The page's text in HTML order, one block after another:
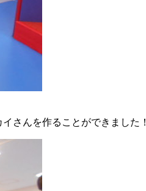
さんを作ることができました！